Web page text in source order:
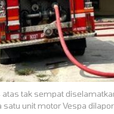
tak sempat
unit motor Vespa